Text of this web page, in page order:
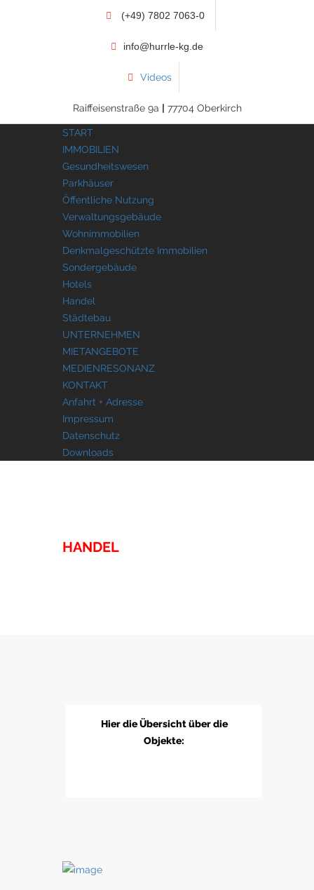
(+49) 7802 7063-0
info@hurrle-kg.de
Videos
Raiffeisenstraße 9a | 77704 Oberkirch
START
IMMOBILIEN
Gesundheitswesen
Parkhäuser
Öffentliche Nutzung
Verwaltungsgebäude
Wohnimmobilien
Denkmalgeschützte Immobilien
Sondergebäude
Hotels
Handel
Städtebau
UNTERNEHMEN
MIETANGEBOTE
MEDIENRESONANZ
KONTAKT
Anfahrt + Adresse
Impressum
Datenschutz
Downloads
HANDEL
Hier die Übersicht über die
Objekte: